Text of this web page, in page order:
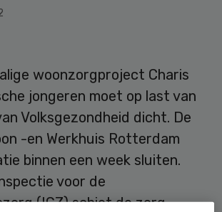
woonzorgproject Charis
jongeren moet op last van
Volksgezondheid dicht. De
-en Werkhuis Rotterdam
binnen een week sluiten.
voor de
(IGZ) schiet de zorg